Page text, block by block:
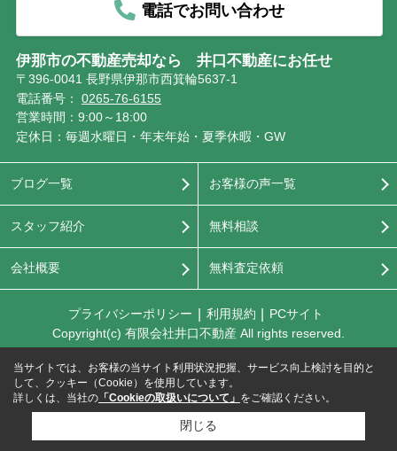
電話でお問い合わせ
伊那市の不動産売却なら 井口不動産にお任せ
〒396-0041 長野県伊那市西箕輪5637-1
電話番号： 0265-76-6155
営業時間：9:00～18:00
定休日：毎週水曜日・年末年始・夏季休暇・GW
ブログ一覧
スタッフ紹介
会社概要
お客様の声一覧
無料相談
無料査定依頼
プライバシーポリシー 利用規約
PCサイト
Copyright(c) 有限会社井口不動産 All rights reserved.
当サイトでは、お客様の当サイト利用状況把握、サービス向上検討を目的と
して、クッキー（Cookie）を使用しています。
詳しくは、当社の 「Cookieの取扱いについて」 をご確認ください。
閉じる